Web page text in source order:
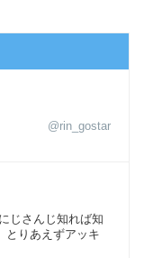
@rin_gostar
じさんじ知れば知
とりあえずアッキ